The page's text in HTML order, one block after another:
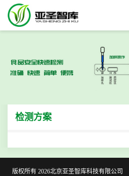
检测方案
版权所有 2026北京亚圣智库科技有限公司